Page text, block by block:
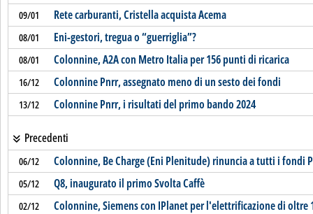
09/01 Rete carburanti, Cristella acquista Acema
08/01 Eni-gestori, tregua o “guerriglia”?
08/01 Colonnine, A2A con Metro Italia per 156 punti di ricarica
16/12 Colonnine Pnrr, assegnato meno di un sesto dei fondi
13/12 Colonnine Pnrr, i risultati del primo bando 2024
Precedenti
06/12 Colonnine, Be Charge (Eni Plenitude) rinuncia a tutti i fondi
05/12 Q8, inaugurato il primo Svolta Caffè
02/12 Colonnine, Siemens con IPlanet per l'elettrificazione di oltre